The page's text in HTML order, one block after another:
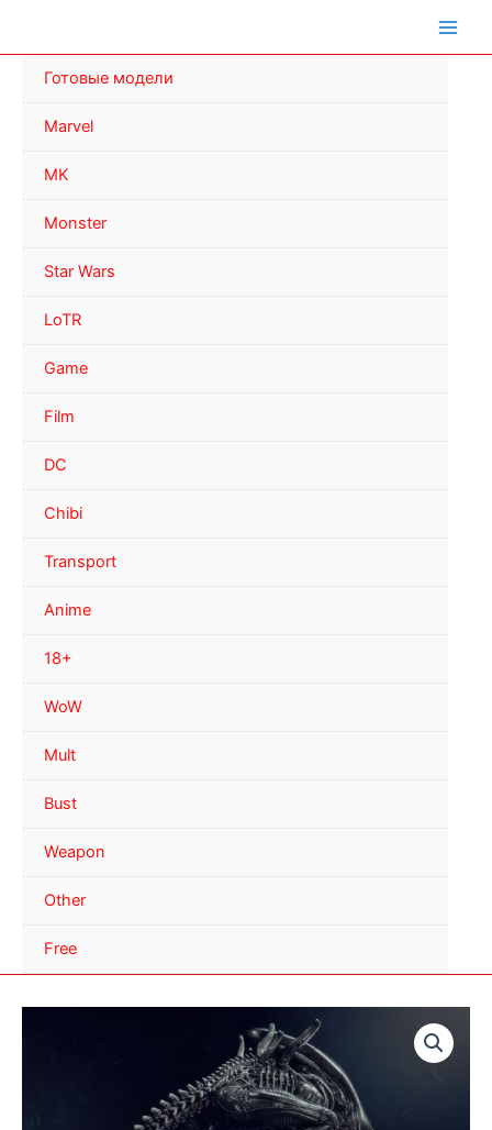
Готовые модели
Marvel
MK
Monster
Star Wars
LoTR
Game
Film
DC
Chibi
Transport
Anime
18+
WoW
Mult
Bust
Weapon
Other
Free